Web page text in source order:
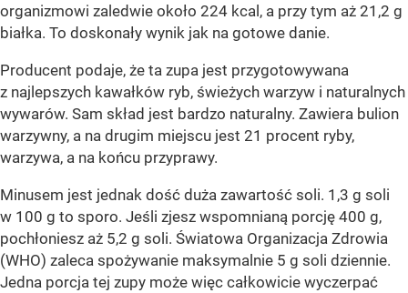
organizmowi zaledwie około 224 kcal, a przy tym aż 21,2 g
białka. To doskonały wynik jak na gotowe danie.
Producent podaje, że ta zupa jest przygotowywana
z najlepszych kawałków ryb, świeżych warzyw i naturalnych
wywarów. Sam skład jest bardzo naturalny. Zawiera bulion
warzywny, a na drugim miejscu jest 21 procent ryby,
warzywa, a na końcu przyprawy.
Minusem jest jednak dość duża zawartość soli. 1,3 g soli
w 100 g to sporo. Jeśli zjesz wspomnianą porcję 400 g,
pochłoniesz aż 5,2 g soli. Światowa Organizacja Zdrowia
(WHO) zaleca spożywanie maksymalnie 5 g soli dziennie.
Jedna porcja tej zupy może więc całkowicie wyczerpać